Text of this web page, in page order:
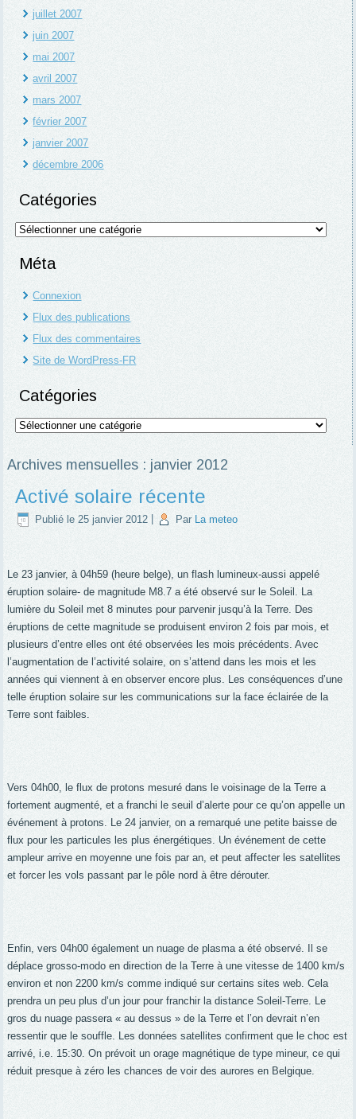
juillet 2007
juin 2007
mai 2007
avril 2007
mars 2007
février 2007
janvier 2007
décembre 2006
Catégories
Catégories
Méta
Connexion
Flux des publications
Flux des commentaires
Site de WordPress-FR
Catégories
Catégories
Archives mensuelles : janvier 2012
Activé solaire récente
Publié le 25 janvier 2012 Par La meteo
Le 23 janvier, à 04h59 (heure belge), un flash lumineux-aussi appelé
éruption solaire- de magnitude M8.7 a été observé sur le Soleil. La
lumière du Soleil met 8 minutes pour parvenir jusqu’à la Terre. Des
éruptions de cette magnitude se produisent environ 2 fois par mois, et
plusieurs d’entre elles ont été observées les mois précédents. Avec
l’augmentation de l’activité solaire, on s’attend dans les mois et les
années qui viennent à en observer encore plus. Les conséquences d’une
telle éruption solaire sur les communications sur la face éclairée de la
Terre sont faibles.
Vers 04h00, le flux de protons mesuré dans le voisinage de la Terre a
fortement augmenté, et a franchi le seuil d’alerte pour ce qu’on appelle un
événement à protons. Le 24 janvier, on a remarqué une petite baisse de
flux pour les particules les plus énergétiques. Un événement de cette
ampleur arrive en moyenne une fois par an, et peut affecter les satellites
et forcer les vols passant par le pôle nord à être dérouter.
Enfin, vers 04h00 également un nuage de plasma a été observé. Il se
déplace grosso-modo en direction de la Terre à une vitesse de 1400 km/s
environ et non 2200 km/s comme indiqué sur certains sites web. Cela
prendra un peu plus d’un jour pour franchir la distance Soleil-Terre. Le
gros du nuage passera « au dessus » de la Terre et l’on devrait n’en
ressentir que le souffle. Les données satellites confirment que le choc est
arrivé, i.e. 15:30. On prévoit un orage magnétique de type mineur, ce qui
réduit presque à zéro les chances de voir des aurores en Belgique.